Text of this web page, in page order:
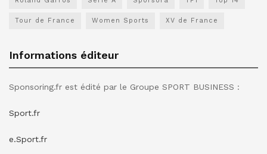
Tour de France Women Sports XV de France
Informations éditeur
Sponsoring.fr est édité par le Groupe SPORT BUSINESS :
Sport.fr
e.Sport.fr